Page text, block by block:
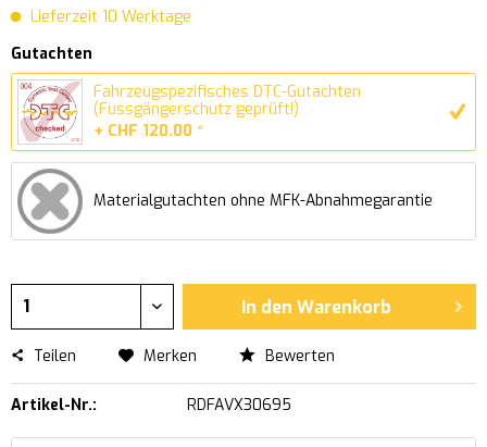
Lieferzeit 10 Werktage
Gutachten
Fahrzeugspezifisches DTC-Gutachten
(Fussgängerschutz geprüft!)
+ CHF 120.00 *
Materialgutachten ohne MFK-Abnahmegarantie
In den Warenkorb
Teilen Merken Bewerten
Artikel-Nr.: RDFAVX30695